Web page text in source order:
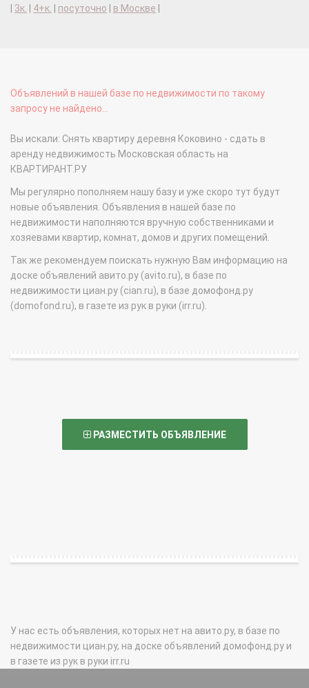
3к. 4+к. посуточно в Москве
Объявлений в нашей базе по недвижимости по такому
запросу не найдено...
Вы искали: Снять квартиру деревня Коковино - сдать в
аренду недвижимость Московская область на
КВАРТИРАНТ.РУ
Мы регулярно пополняем нашу базу и уже скоро тут будут
новые объявления. Объявления в нашей базе по
недвижимости наполняются вручную собственниками и
хозяевами квартир, комнат, домов и других помещений.
Так же рекомендуем поискать нужную Вам информацию на
доске объявлений авито.ру (avito.ru), в базе по
недвижимости циан.ру (cian.ru), в базе домофонд.ру
(domofond.ru), в газете из рук в руки (irr.ru).
РАЗМЕСТИТЬ ОБЪЯВЛЕНИЕ
У нас есть объявления, которых нет на авито.ру, в базе по
недвижимости циан.ру, на доске объявлений домофонд.ру и
в газете из рук в руки irr.ru